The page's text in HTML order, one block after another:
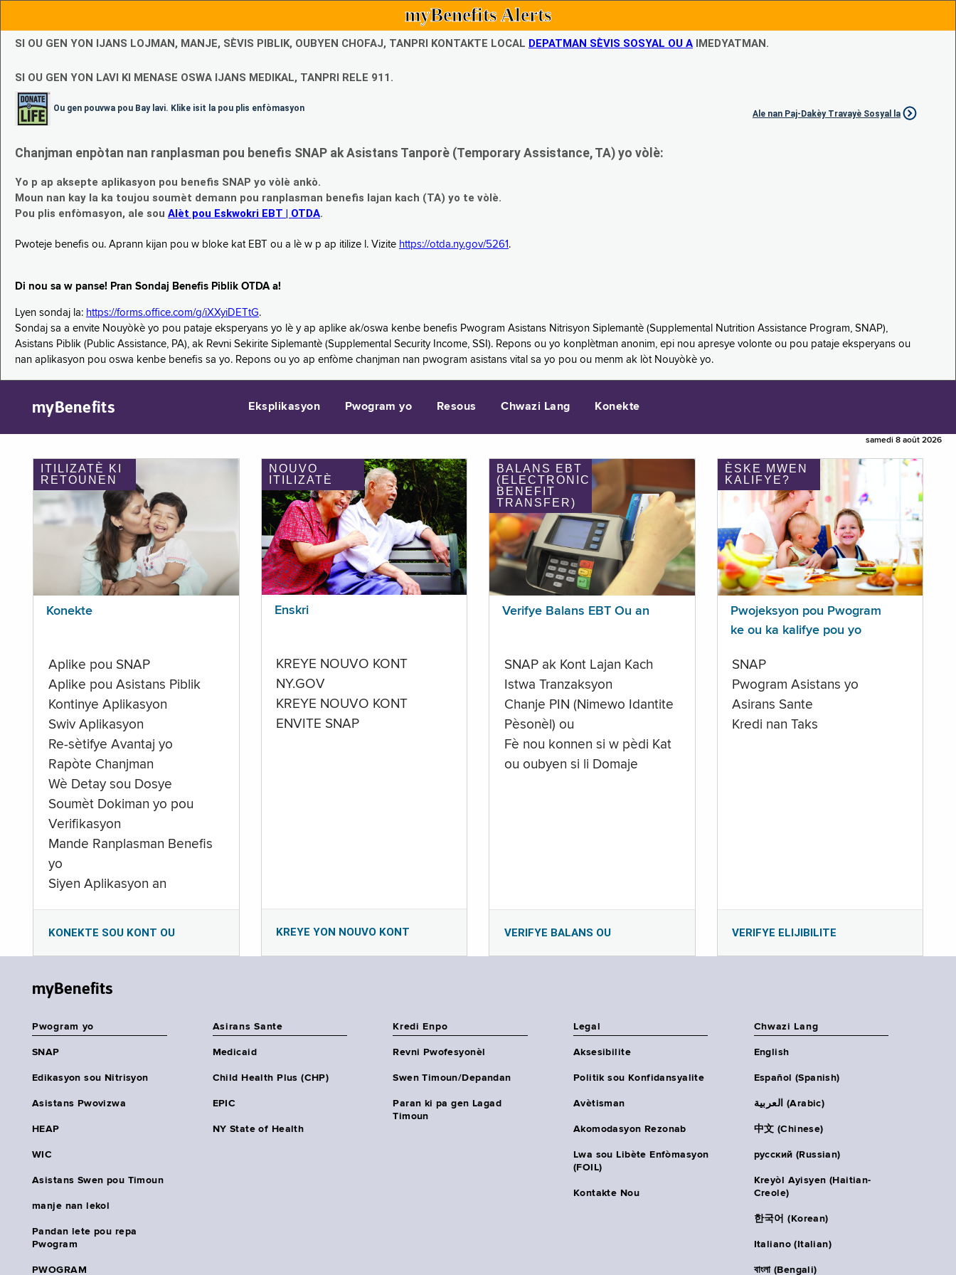
myBenefits Alerts
SI OU GEN YON IJANS LOJMAN, MANJE, SÈVIS PIBLIK, OUBYEN CHOFAJ, TANPRI KONTAKTE LOCAL DEPATMAN SÈVIS SOSYAL OU A IMEDYATMAN.
SI OU GEN YON LAVI KI MENASE OSWA IJANS MEDIKAL, TANPRI RELE 911.
Ou gen pouvwa pou Bay lavi. Klike isit la pou plis enfòmasyon
Ale nan Paj-Dakèy Travayè Sosyal la
Chanjman enpòtan nan ranplasman pou benefis SNAP ak Asistans Tanporè (Temporary Assistance, TA) yo vòlè:
Yo p ap aksepte aplikasyon pou benefis SNAP yo vòlè ankò.
Moun nan kay la ka toujou soumèt demann pou ranplasman benefis lajan kach (TA) yo te vòlè.
Pou plis enfòmasyon, ale sou Alèt pou Eskwokri EBT | OTDA.
Pwoteje benefis ou. Aprann kijan pou w bloke kat EBT ou a lè w p ap itilize l. Vizite https://otda.ny.gov/5261 .
Di nou sa w panse! Pran Sondaj Benefis Piblik OTDA a!
Lyen sondaj la: https://forms.office.com/g/iXXyiDETtG.
Sondaj sa a envite Nouyòkè yo pou pataje eksperyans yo lè y ap aplike ak/oswa kenbe benefis Pwogram Asistans Nitrisyon Siplemantè (Supplemental Nutrition Assistance Program, SNAP),
Asistans Piblik (Public Assistance, PA), ak Revni Sekirite Siplemantè (Supplemental Security Income, SSI). Repons ou yo konplètman anonim, epi nou apresye volonte ou pou pataje eksperyans ou
nan aplikasyon pou oswa kenbe benefis sa yo. Repons ou yo ap enfòme chanjman nan pwogram asistans vital sa yo pou ou menm ak lòt Nouyòkè yo.
myBenefits Eksplikasyon Pwogram yo Resous Chwazi Lang Konekte
samedi 8 août 2026
ITILIZATÈ KI
RETOUNEN
Konekte
Aplike pou SNAP
Aplike pou Asistans Piblik
Kontinye Aplikasyon
Swiv Aplikasyon
Re-sètifye Avantaj yo
Rapòte Chanjman
Wè Detay sou Dosye
Soumèt Dokiman yo pou
Verifikasyon
Mande Ranplasman Benefis
yo
Siyen Aplikasyon an
KONEKTE SOU KONT OU
NOUVO
ITILIZATÈ
Enskri
KREYE NOUVO KONT
NY.GOV
KREYE NOUVO KONT
ENVITE SNAP
KREYE YON NOUVO KONT
BALANS EBT
(ELECTRONIC
BENEFIT
TRANSFER)
Verifye Balans EBT Ou an
SNAP ak Kont Lajan Kach
Istwa Tranzaksyon
Chanje PIN (Nimewo Idantite
Pèsonèl) ou
Fè nou konnen si w pèdi Kat
ou oubyen si li Domaje
VERIFYE BALANS OU
ÈSKE MWEN
KALIFYE?
Pwojeksyon pou Pwogram
ke ou ka kalifye pou yo
SNAP
Pwogram Asistans yo
Asirans Sante
Kredi nan Taks
VERIFYE ELIJIBILITE
myBenefits
Pwogram yo
SNAP
Edikasyon sou Nitrisyon
Asistans Pwovizwa
HEAP
WIC
Asistans Swen pou Timoun
manje nan lekol
Pandan lete pou repa
Pwogram
PWOGRAM
Asirans Sante
Medicaid
Child Health Plus (CHP)
EPIC
NY State of Health
Kredi Enpo
Revni Pwofesyonèl
Swen Timoun/Depandan
Paran ki pa gen Lagad
Timoun
Legal
Aksesibilite
Politik sou Konfidansyalite
Avètisman
Akomodasyon Rezonab
Lwa sou Libète Enfòmasyon
(FOIL)
Kontakte Nou
Chwazi Lang
English
Español (Spanish)
العربية (Arabic)
中文 (Chinese)
русский (Russian)
Kreyòl Ayisyen (Haitian-
Creole)
한국어 (Korean)
Italiano (Italian)
বাংলা (Bengali)